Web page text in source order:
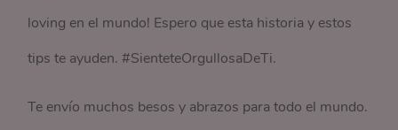
loving en el mundo! Espero que esta historia y estos
tips te ayuden. #SienteteOrgullosaDeTi.
Te envío muchos besos y abrazos para todo el mundo.